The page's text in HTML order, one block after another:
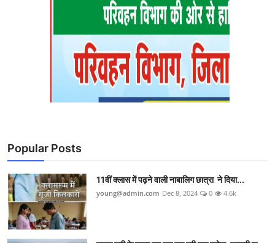
Popular Posts
11वीं क्लास में पढ़ने वाली नाबालिग छात्रा ने दिया...
young@admin.com Dec 8, 2024 0 4.6k